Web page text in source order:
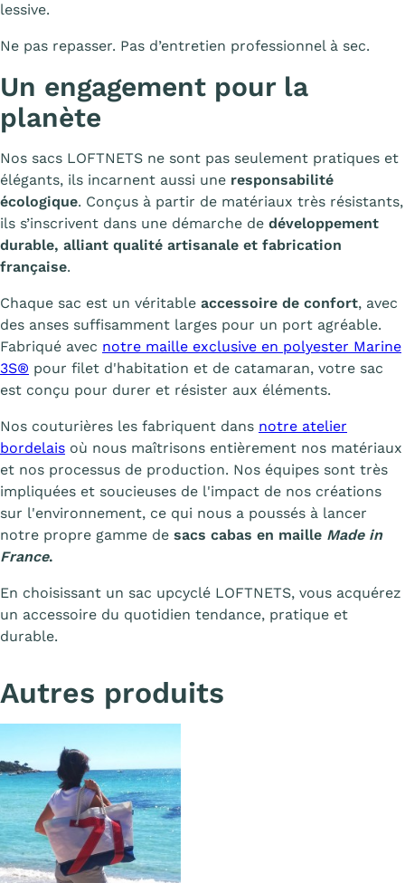
lessive.
Ne pas repasser. Pas d’entretien professionnel à sec.
Un engagement pour la
planète
Nos sacs LOFTNETS ne sont pas seulement pratiques et
élégants, ils incarnent aussi une responsabilité
écologique. Conçus à partir de matériaux très résistants,
ils s’inscrivent dans une démarche de développement
durable, alliant qualité artisanale et fabrication
française.
Chaque sac est un véritable accessoire de confort, avec
des anses suffisamment larges pour un port agréable.
Fabriqué avec notre maille exclusive en polyester Marine
3S® pour filet d'habitation et de catamaran, votre sac
est conçu pour durer et résister aux éléments.
Nos couturières les fabriquent dans notre atelier
bordelais où nous maîtrisons entièrement nos matériaux
et nos processus de production. Nos équipes sont très
impliquées et soucieuses de l'impact de nos créations
sur l'environnement, ce qui nous a poussés à lancer
notre propre gamme de sacs cabas en maille Made in
France.
En choisissant un sac upcyclé LOFTNETS, vous acquérez
un accessoire du quotidien tendance, pratique et
durable.
Autres produits